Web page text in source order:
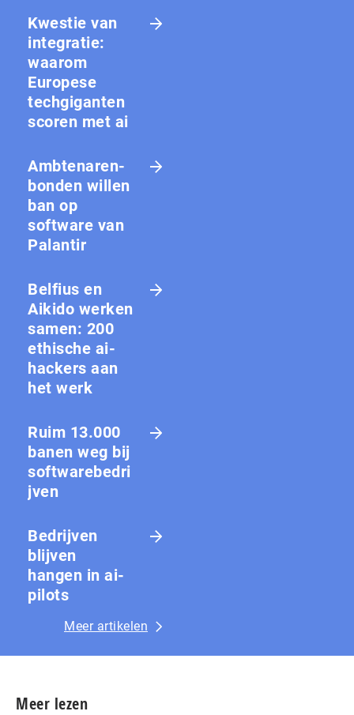
Kwestie van
integratie:
waarom
Europese
techgiganten
scoren met ai
Amb­te­na­ren­
bon­den willen
ban op
software van
Palantir
Belfius en
Aikido werken
samen: 200
ethische ai-
hackers aan
het werk
Ruim 13.000
banen weg bij
softwarebedri
jven
Bedrijven
blijven
hangen in ai-
pilots
Meer artikelen
Meer lezen